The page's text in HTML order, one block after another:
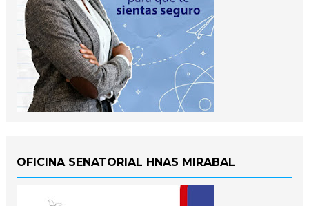
OFICINA SENATORIAL HNAS MIRABAL